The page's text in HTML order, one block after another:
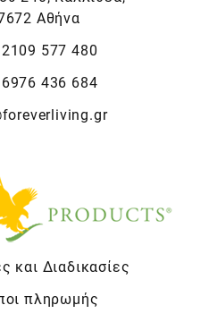
Αθήνα
577 480
436 684
και Διαδικασίες
πληρωμής